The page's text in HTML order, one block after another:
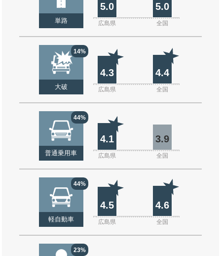
単路
5.0 5.0
広島県 全国
14%
大破
4.3 4.4
広島県 全国
44%
普通乗用車
4.1 3.9
広島県 全国
44%
軽自動車
4.5 4.6
広島県 全国
23%